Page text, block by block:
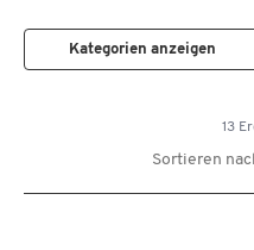
Kategorien anzeigen
13
Sortieren